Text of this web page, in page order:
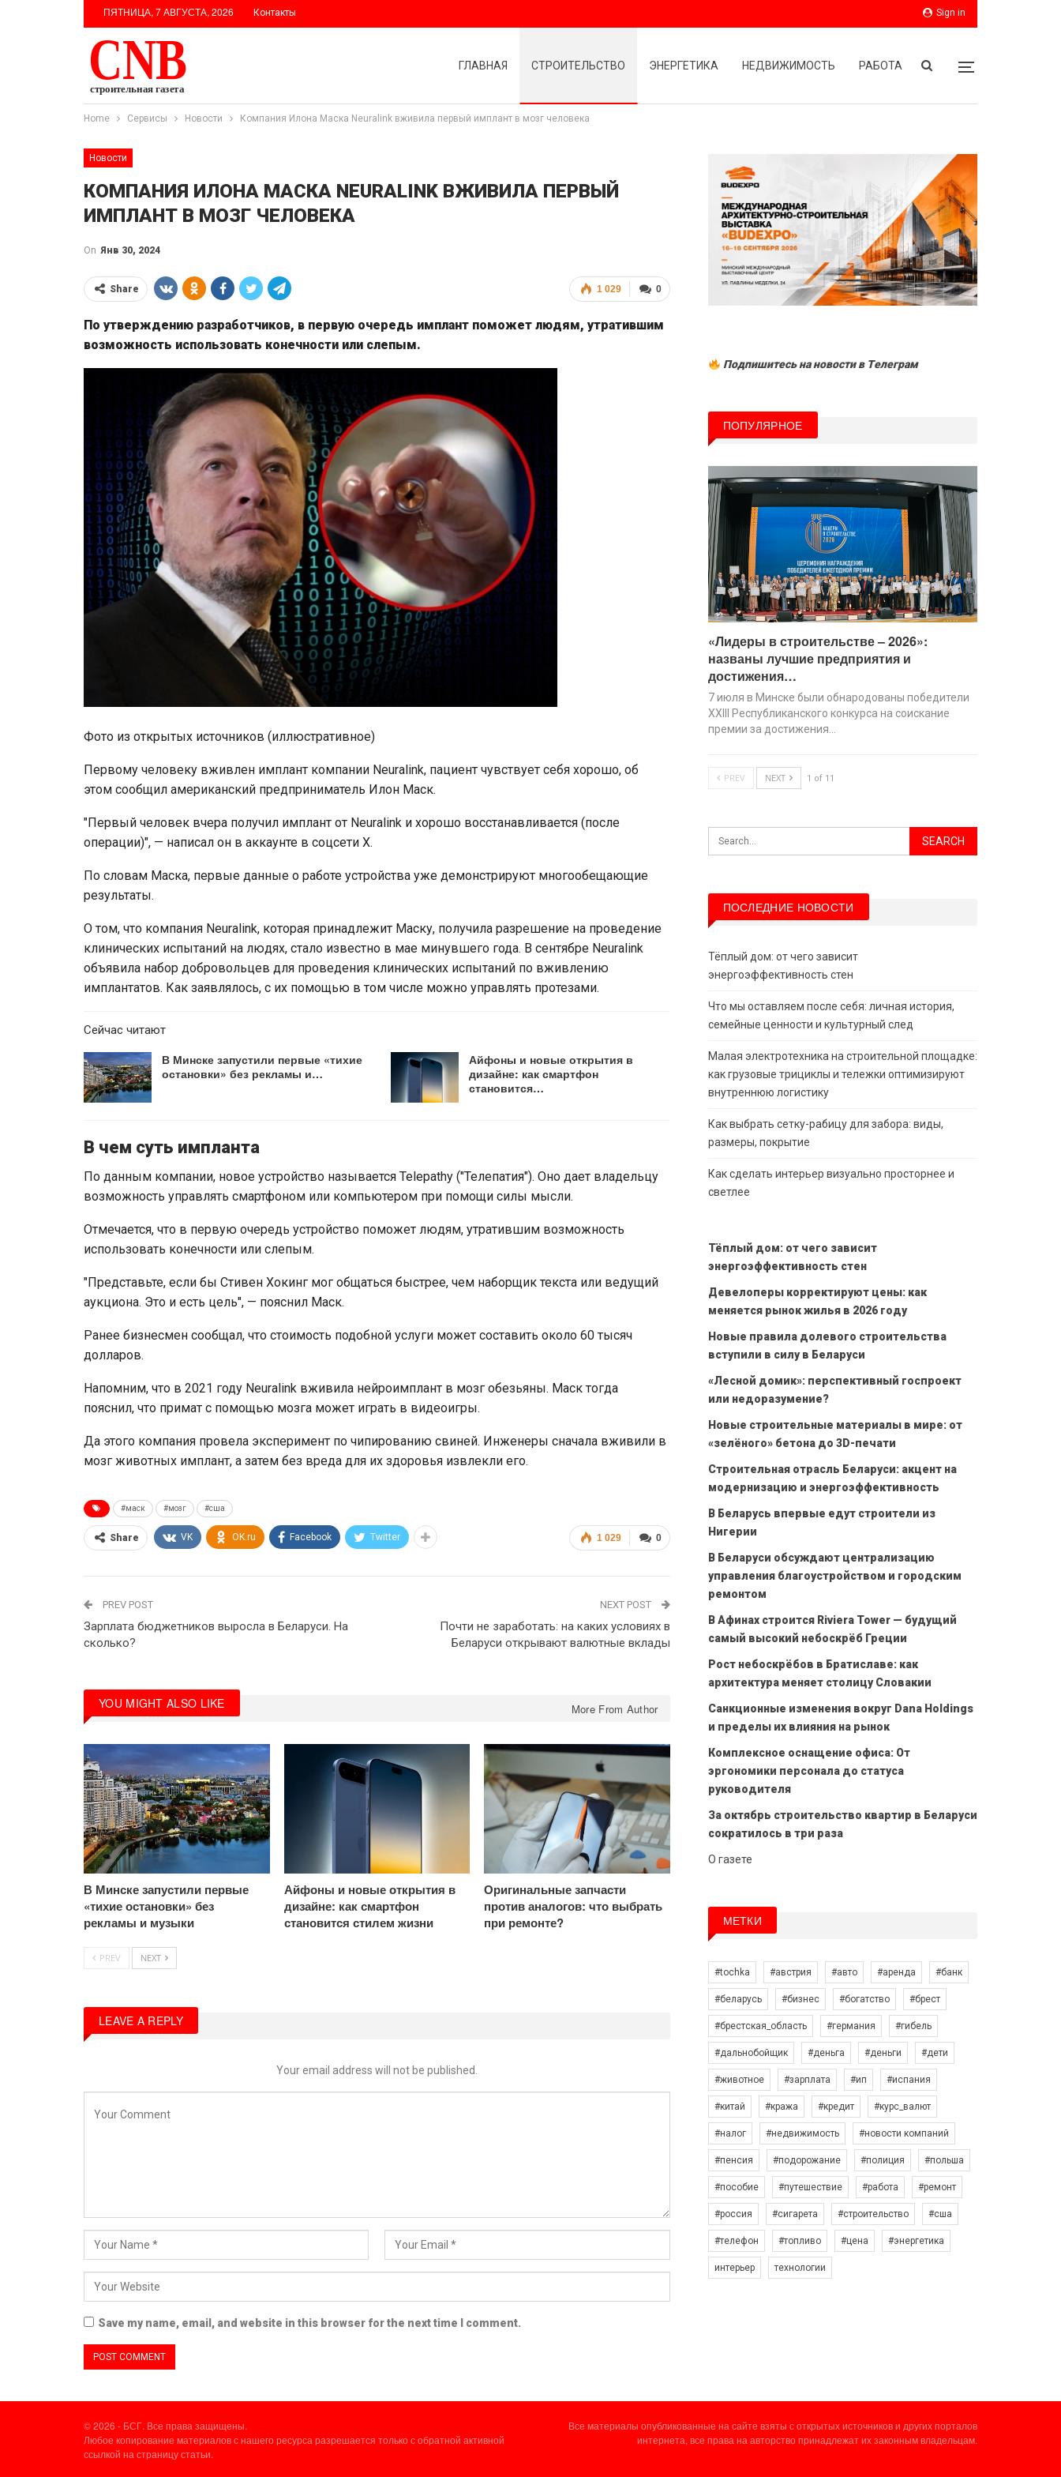
Sign in
ПЯТНИЦА, 7 АВГУСТА, 2026 Контакты
ГЛАВНАЯ СТРОИТЕЛЬСТВО ЭНЕРГЕТИКА НЕДВИЖИМОСТЬ РАБОТА
Home Сервисы Новости Компания Илона Маска Neuralink вживила первый имплант в мозг человека
Новости
КОМПАНИЯ ИЛОНА МАСКА NEURALINK ВЖИВИЛА ПЕРВЫЙ
ИМПЛАНТ В МОЗГ ЧЕЛОВЕКА
On Янв 30, 2024
0
1 029
Share
По утверждению разработчиков, в первую очередь имплант поможет людям, утратившим
возможность использовать конечности или слепым.
Фото из открытых источников (иллюстративное)
Первому человеку вживлен имплант компании Neuralink, пациент чувствует себя хорошо, об
этом сообщил американский предприниматель Илон Маск.
"Первый человек вчера получил имплант от Neuralink и хорошо восстанавливается (после
операции)", — написал он в аккаунте в соцсети Х.
По словам Маска, первые данные о работе устройства уже демонстрируют многообещающие
результаты.
О том, что компания Neuralink, которая принадлежит Маску, получила разрешение на проведение
клинических испытаний на людях, стало известно в мае минувшего года. В сентябре Neuralink
объявила набор добровольцев для проведения клинических испытаний по вживлению
имплантатов. Как заявлялось, с их помощью в том числе можно управлять протезами.
Сейчас читают
В Минске запустили первые «тихие
остановки» без рекламы и…
Айфоны и новые открытия в
дизайне: как смартфон
становится…
В чем суть импланта
По данным компании, новое устройство называется Telepathy ("Телепатия"). Оно дает владельцу
возможность управлять смартфоном или компьютером при помощи силы мысли.
Отмечается, что в первую очередь устройство поможет людям, утратившим возможность
использовать конечности или слепым.
"Представьте, если бы Стивен Хокинг мог общаться быстрее, чем наборщик текста или ведущий
аукциона. Это и есть цель", — пояснил Маск.
Ранее бизнесмен сообщал, что стоимость подобной услуги может составить около 60 тысяч
долларов.
Напомним, что в 2021 году Neuralink вживила нейроимплант в мозг обезьяны. Маск тогда
пояснил, что примат с помощью мозга может играть в видеоигры.
Да этого компания провела эксперимент по чипированию свиней. Инженеры сначала вживили в
мозг животных имплант, а затем без вреда для их здоровья извлекли его.
#маск #мозг #сша
0
1 029
Share VK OK.ru Facebook Twitter
PREV POST
Зарплата бюджетников выросла в Беларуси. На
сколько?
NEXT POST
Почти не заработать: на каких условиях в
Беларуси открывают валютные вклады
YOU MIGHT ALSO LIKE More From Author
В Минске запустили первые
«тихие остановки» без
рекламы и музыки
Айфоны и новые открытия в
дизайне: как смартфон
становится стилем жизни
Оригинальные запчасти
против аналогов: что выбрать
при ремонте?
PREV NEXT
LEAVE A REPLY
Your email address will not be published.
Save my name, email, and website in this browser for the next time I comment.
Подпишитесь на новости в Tелеграм
ПОПУЛЯРНОЕ
«Лидеры в строительстве – 2026»:
названы лучшие предприятия и
достижения…
7 июля в Минске были обнародованы победители
XХIII Республиканского конкурса на соискание
премии за достижения…
PREV NEXT 1 of 11
ПОСЛЕДНИЕ НОВОСТИ
Тёплый дом: от чего зависит
энергоэффективность стен
Что мы оставляем после себя: личная история,
семейные ценности и культурный след
Малая электротехника на строительной площадке:
как грузовые трициклы и тележки оптимизируют
внутреннюю логистику
Как выбрать сетку-рабицу для забора: виды,
размеры, покрытие
Как сделать интерьер визуально просторнее и
светлее
Тёплый дом: от чего зависит
энергоэффективность стен
Девелоперы корректируют цены: как
меняется рынок жилья в 2026 году
Новые правила долевого строительства
вступили в силу в Беларуси
«Лесной домик»: перспективный госпроект
или недоразумение?
Новые строительные материалы в мире: от
«зелёного» бетона до 3D-печати
Строительная отрасль Беларуси: акцент на
модернизацию и энергоэффективность
В Беларусь впервые едут строители из
Нигерии
В Беларуси обсуждают централизацию
управления благоустройством и городским
ремонтом
В Афинах строится Riviera Tower — будущий
самый высокий небоскрёб Греции
Рост небоскрёбов в Братиславе: как
архитектура меняет столицу Словакии
Санкционные изменения вокруг Dana Holdings
и пределы их влияния на рынок
Комплексное оснащение офиса: От
эргономики персонала до статуса
руководителя
За октябрь строительство квартир в Беларуси
сократилось в три раза
О газете
МЕТКИ
#tochka #австрия #авто #аренда #банк
#беларусь #бизнес #богатство #брест
#брестская_область #германия #гибель
#дальнобойщик #деньга #деньги #дети
#животное #зарплата #ип #испания
#китай #кража #кредит #курс_валют
#налог #недвижимость #новости компаний
#пенсия #подорожание #полиция #польша
#пособие #путешествие #работа #ремонт
#россия #сигарета #строительство #сша
#телефон #топливо #цена #энергетика
интерьер технологии
© 2026 - БСГ. Все права защищены.
Любое копирование материалов с нашего ресурса разрешается только с обратной активной
ссылкой на страницу статьи.
Все материалы опубликованные на сайте взяты с открытых источников и других порталов
интернета, все права на авторство принадлежат их законным владельцам.